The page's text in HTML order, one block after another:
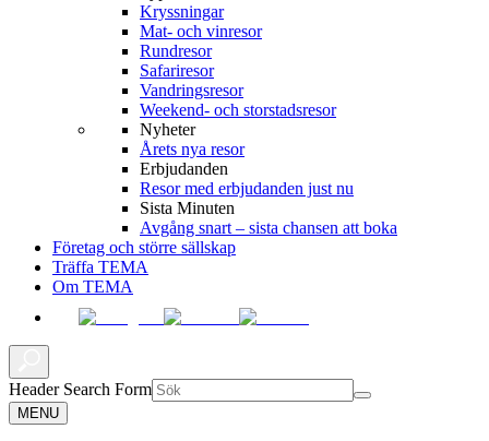
Kryssningar
Mat- och vinresor
Rundresor
Safariresor
Vandringsresor
Weekend- och storstadsresor
Nyheter
Årets nya resor
Erbjudanden
Resor med erbjudanden just nu
Sista Minuten
Avgång snart – sista chansen att boka
Företag och större sällskap
Träffa TEMA
Om TEMA
Header Search Form
MENU